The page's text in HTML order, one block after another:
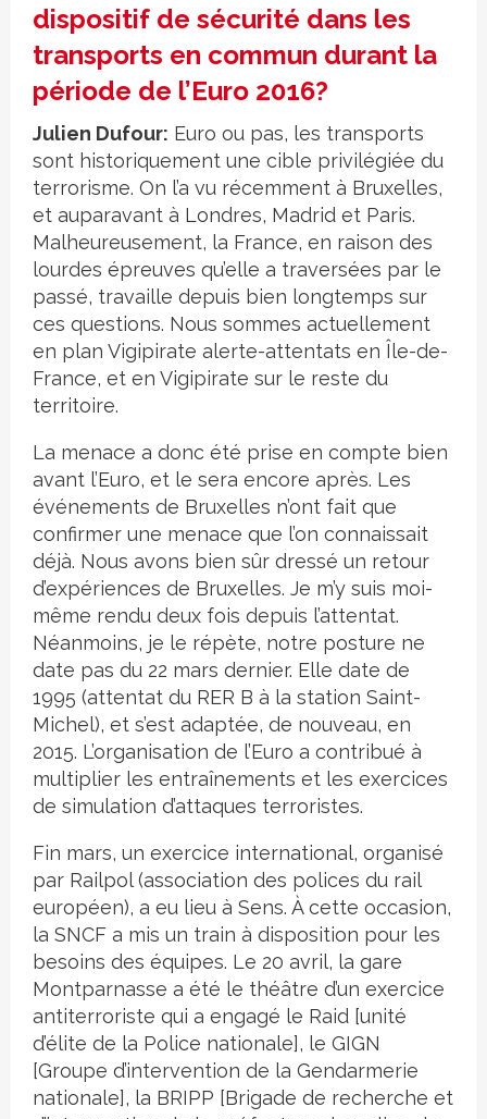
dispositif de sécurité dans les
transports en commun durant la
période de l’Euro 2016?
Julien Dufour: Euro ou pas, les transports
sont historiquement une cible privilégiée du
terrorisme. On l’a vu récemment à Bruxelles,
et auparavant à Londres, Madrid et Paris.
Malheureusement, la France, en raison des
lourdes épreuves qu’elle a traversées par le
passé, travaille depuis bien longtemps sur
ces questions. Nous sommes actuellement
en plan Vigipirate alerte-attentats en Île-de-
France, et en Vigipirate sur le reste du
territoire.
La menace a donc été prise en compte bien
avant l’Euro, et le sera encore après. Les
événements de Bruxelles n’ont fait que
confirmer une menace que l’on connaissait
déjà. Nous avons bien sûr dressé un retour
d’expériences de Bruxelles. Je m’y suis moi-
même rendu deux fois depuis l’attentat.
Néanmoins, je le répète, notre posture ne
date pas du 22 mars dernier. Elle date de
1995 (attentat du RER B à la station Saint-
Michel), et s’est adaptée, de nouveau, en
2015. L’organisation de l’Euro a contribué à
multiplier les entraînements et les exercices
de simulation d’attaques terroristes.
Fin mars, un exercice international, organisé
par Railpol (association des polices du rail
européen), a eu lieu à Sens. À cette occasion,
la SNCF a mis un train à disposition pour les
besoins des équipes. Le 20 avril, la gare
Montparnasse a été le théâtre d’un exercice
antiterroriste qui a engagé le Raid [unité
d’élite de la Police nationale], le GIGN
[Groupe d’intervention de la Gendarmerie
nationale], la BRIPP [Brigade de recherche et